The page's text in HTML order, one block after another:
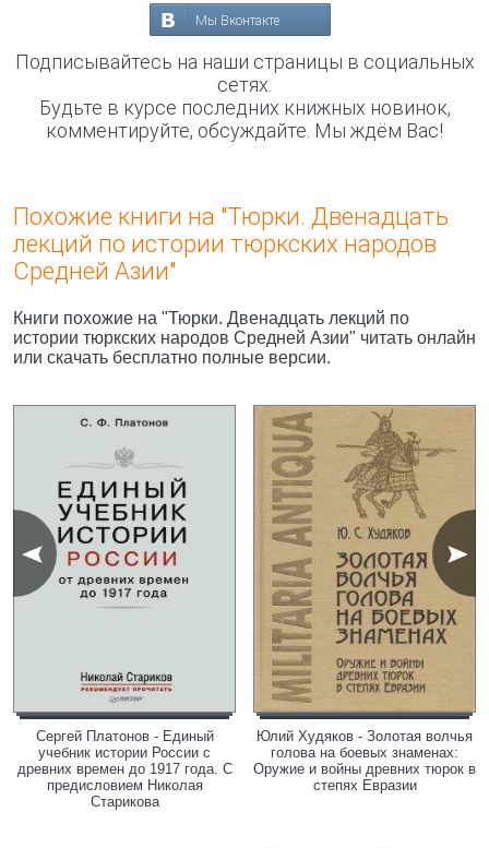
Мы Вконтакте
Подписывайтесь на наши страницы в социальных
сетях.
Будьте в курсе последних книжных новинок,
комментируйте, обсуждайте. Мы ждём Вас!
Похожие книги на "Тюрки. Двенадцать
лекций по истории тюркских народов
Средней Азии"
Книги похожие на "Тюрки. Двенадцать лекций по
истории тюркских народов Средней Азии" читать онлайн
или скачать бесплатно полные версии.
Сергей Платонов - Единый
учебник истории России с
древних времен до 1917 года. С
предисловием Николая
Старикова
Юлий Худяков - Золотая волчья
голова на боевых знаменах:
Оружие и войны древних тюрок в
степях Евразии